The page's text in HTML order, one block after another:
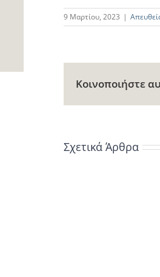
9 Μαρτίου, 2023 |
Κοινοποιήστε
Σχετικά Άρθρα